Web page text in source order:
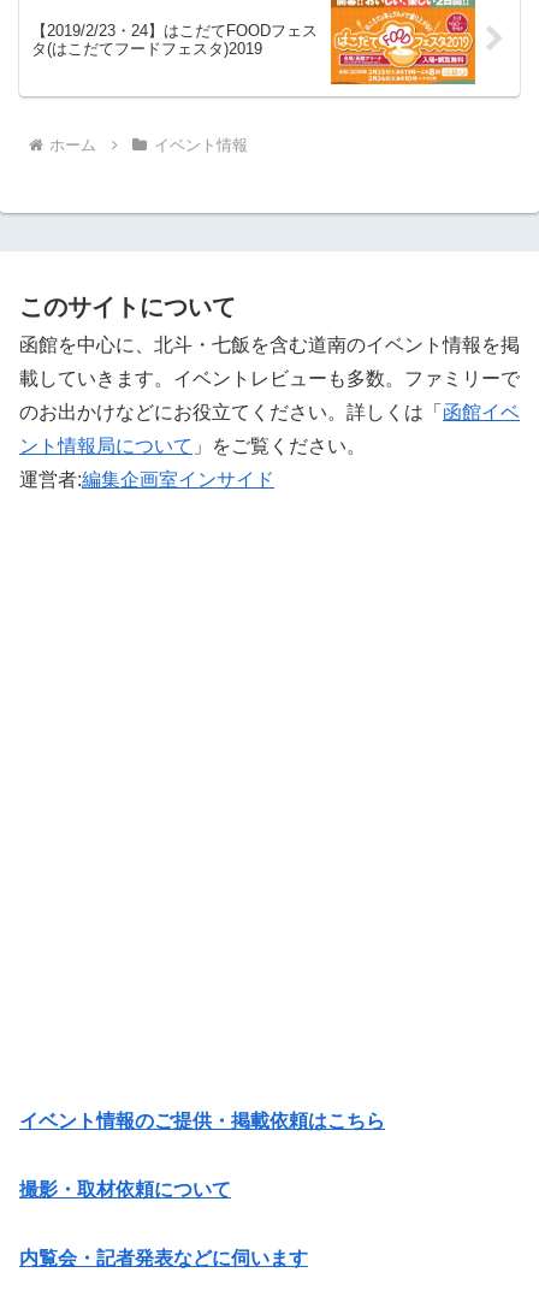
【2019/2/23・24】はこだてFOODフェス
タ(はこだてフードフェスタ)2019
ホーム イベント情報
このサイトについて
函館を中心に、北斗・七飯を含む道南のイベント情報を掲
載していきます。イベントレビューも多数。ファミリーで
のお出かけなどにお役立てください。詳しくは「 函館イベ
ント情報局について 」をご覧ください。 ‎
運営者:編集企画室インサイド
イベント情報のご提供・掲載依頼はこちら
撮影・取材依頼について
内覧会・記者発表などに伺います